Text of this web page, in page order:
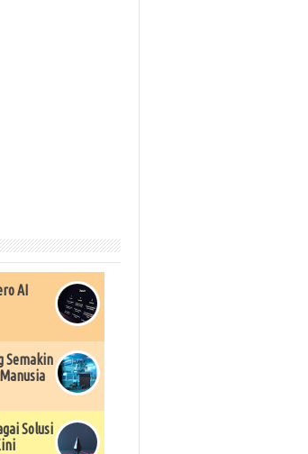
AI
Semakin
Solusi